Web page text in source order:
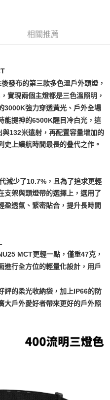
」（以下簡稱本公司）所提供，讓
公司帳單繳交帳款。
契約關係目的，商店將以您的個人
灣大哥大進項蒐集、處理及利用，
之確認、核對及更正。
https://oppay.tw/userRule
簡訊中的連結，可透過四大超商／
方視為交易完成。
費，但若您需要取消訂單，請聯絡
單仍視為有效，需透過AFTEE先享
」之結帳頁面顯示為準，若有關於
關疑問，請聯繫「AFTEE先享後付
support/home
料，並將交易相關給付款項請求債
下網址：
人或監護人之同意方可使用
引起之損失，本公司不負相關責
訊註冊。若發現惡意使用之情形，
之使用額度並採取法律行動。
免運費
免運費
免運費
免運費
)免運費
免運費
相關推薦
發布的第三款多色溫戶外頭燈，
實現兩個主燈都是三色溫照明，
3000K強力穿透黃光、戶外全場
能提神的6500K醒目冷白光，這
132米遠射，再配置容量增加的
史上續航時間最長的叠代之作。
減少了10.7%，且為了追求更輕
支架與頭燈帶的選擇上，選用了
盈透氣、緊密貼合，提升長時間
MCT更輕一點，僅重47克，
進行全方位的輕量化設計，用戶
評的柔光收納袋，加上IP66的防
大戶外愛好者帶來更好的戶外照